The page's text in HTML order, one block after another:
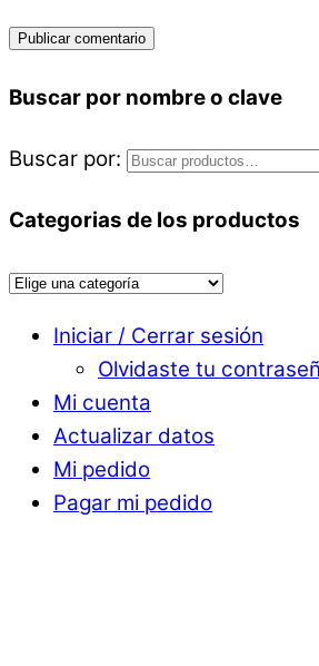
Buscar por nombre o clave
Buscar por:
Categorias de los productos
Iniciar / Cerrar sesión
Olvidaste tu
Mi cuenta
Actualizar datos
Mi pedido
Pagar mi pedido